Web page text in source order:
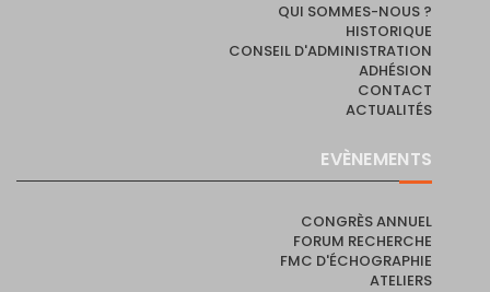
QUI SOMMES-NOUS ?
HISTORIQUE
CONSEIL D'ADMINISTRATION
ADHÉSION
CONTACT
ACTUALITÉS
EVÈNEMENTS
CONGRÈS ANNUEL
FORUM RECHERCHE
FMC D'ÉCHOGRAPHIE
ATELIERS